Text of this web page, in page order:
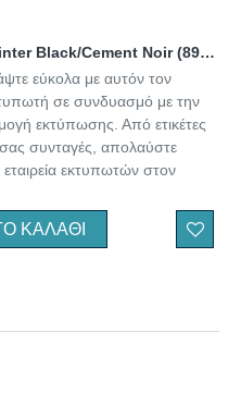
HP DeskJet 2920 All-in-One Printer Black/Cement Noir (89F97B) (HP89F97B)
εύκολα με αυτόν τον
σε συνδυασμό με την
εκτύπωσης. Από ετικέτες
συνταγές, απολαύστε
εκτυπωτών στον
ΚΑΛΆΘΙ